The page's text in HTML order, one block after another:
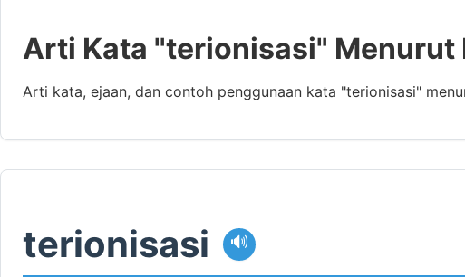
Arti Kata "terionisasi" Menurut
Arti kata, ejaan, dan contoh penggunaan kata "terionisasi"
terionisasi 🔊